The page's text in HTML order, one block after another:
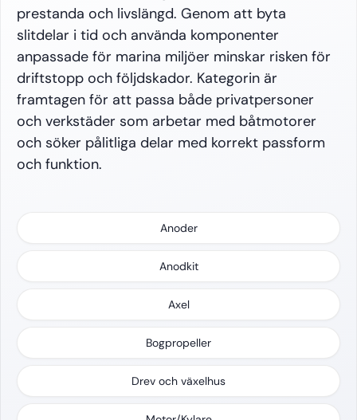
prestanda och livslängd. Genom att byta
slitdelar i tid och använda komponenter
anpassade för marina miljöer minskar risken för
driftstopp och följdskador. Kategorin är
framtagen för att passa både privatpersoner
och verkstäder som arbetar med båtmotorer
och söker pålitliga delar med korrekt passform
och funktion.
Anoder
Anodkit
Axel
Bogpropeller
Drev och växelhus